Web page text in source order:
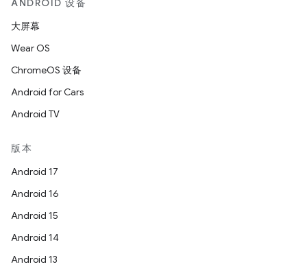
ANDROID 设备
大屏幕
Wear OS
ChromeOS 设备
Android for Cars
Android TV
版本
Android 17
Android 16
Android 15
Android 14
Android 13